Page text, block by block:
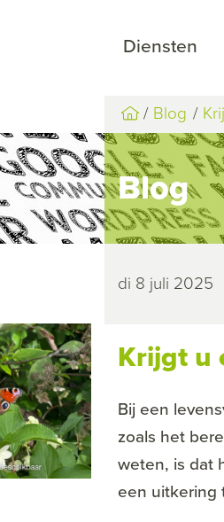
Diensten
Blog
Blog
di 8 juli 2025
Krijgt u
Bij een
zoals het
weten, is dat
een uitkering